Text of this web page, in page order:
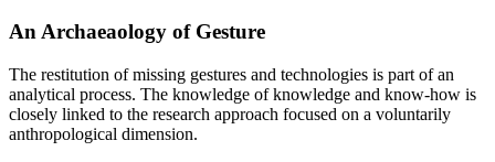
An Archaeaology of Gesture
The restitution of missing gestures and technologies is part of an
analytical process. The knowledge of knowledge and know-how is
closely linked to the research approach focused on a voluntarily
anthropological dimension.